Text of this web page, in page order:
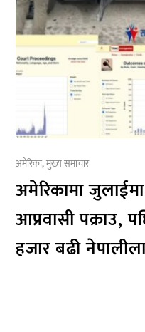
अमेरिका,मुख्य समाचार
अमेरिकामा
आप्रवासी पक्राउ,
हजार बढी